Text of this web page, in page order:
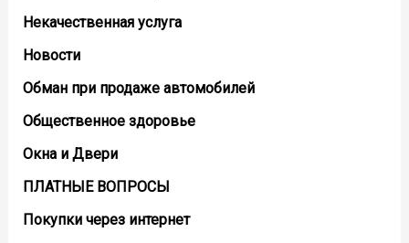
Некачественная услуга
Новости
Обман при продаже автомобилей
Общественное здоровье
Окна и Двери
ПЛАТНЫЕ ВОПРОСЫ
Покупки через интернет